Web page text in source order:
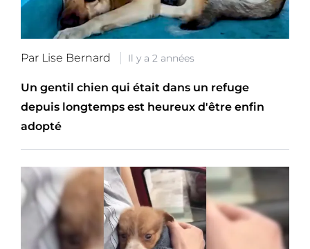
Par Lise Bernard Il y a 2 années
Un gentil chien qui était dans un refuge
depuis longtemps est heureux d'être enfin
adopté